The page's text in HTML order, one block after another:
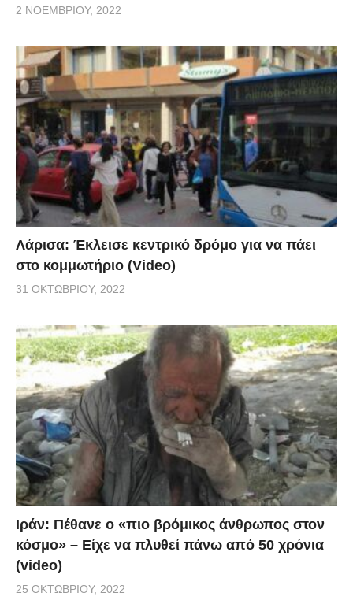
2 ΝΟΕΜΒΡΊΟΥ, 2022
Λάρισα: Έκλεισε κεντρικό δρόμο για να πάει
στο κομμωτήριο (Video)
31 ΟΚΤΩΒΡΊΟΥ, 2022
Ιράν: Πέθανε ο «πιο βρόμικος άνθρωπος στον
κόσμο» – Είχε να πλυθεί πάνω από 50 χρόνια
(video)
25 ΟΚΤΩΒΡΊΟΥ, 2022